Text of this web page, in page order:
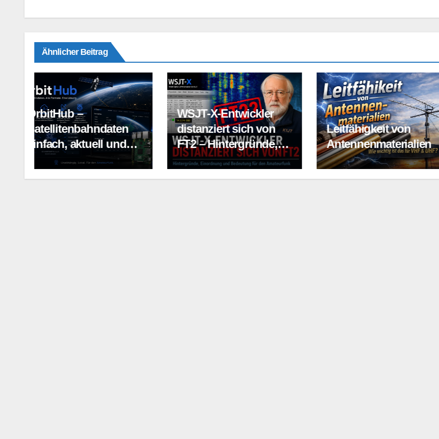
Ähnlicher Beitrag
WSJT-X-Entwickler
distanziert sich von
FT2 – Hintergründe,
Einordnung und
Leitfähigkeit von
Antennenmaterialien
OpenHamClock –
logische
von HamClock